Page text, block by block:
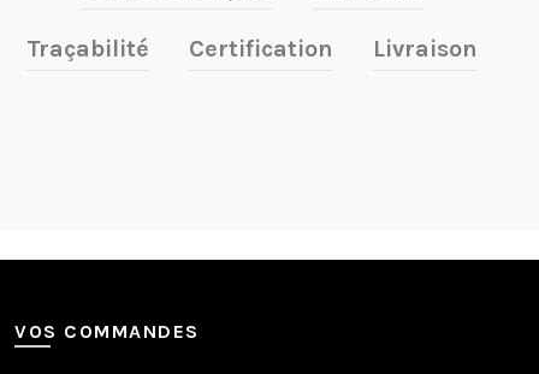
Traçabilité Certification Livraison
VOS COMMANDES